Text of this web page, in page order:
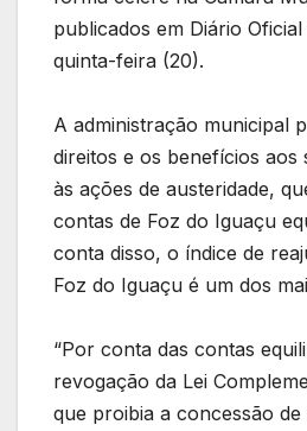
publicados em Diário
quinta-feira (20).
A administração municipal
direitos e os benefícios aos
às ações de austeridade,
contas de Foz do Iguaçu
conta disso, o índice de
Foz do Iguaçu é um dos
“Por conta das contas
revogação da Lei
que proibia a concessão